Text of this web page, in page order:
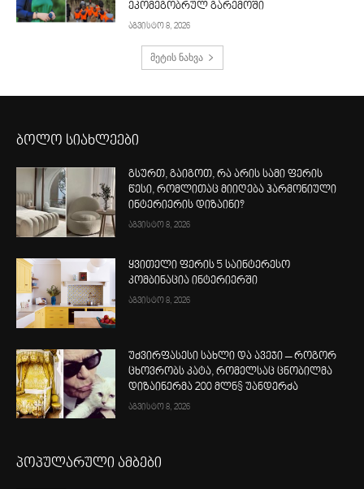
ეკომეგობრულ გარემოში
აგვისტო 8, 2026
მეტის ნახვა
ბოლო სიახლეები
გსურთ, გაიგოთ, რა არის სამი ფერის
წესი, რომლითაც მიიღება ჰარმონიული
ინტერიერის დიზაინი?
აგვისტო 8, 2026
ყვითელი ფერის 5 საინტერესო
კომბინაცია ინტერიერში
აგვისტო 8, 2026
უძვირფასესი სახლი და ავეჯი – როგორ
ცხოვრობს კატა, რომელსაც ცნობილმა
დიზაინერმა 200 მლნ$ უანდერძა
აგვისტო 8, 2026
პოპულარული ამბები